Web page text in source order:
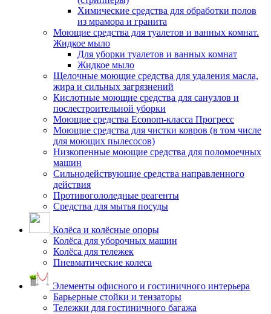
Химические средства для обработки полов
из мрамора и гранита
Моющие средства для туалетов и ванных комнат.
Жидкое мыло
Для уборки туалетов и ванных комнат
Жидкое мыло
Щелочные моющие средства для удаления масла,
жира и сильных загрязнений
Кислотные моющие средства для санузлов и
послестроительной уборки
Моющие средства Econom-класса Прогресс
Моющие средства для чистки ковров (в том числе
для моющих пылесосов)
Низкопенные моющие средства для поломоечных
машин
Сильнодействующие средства направленного
действия
Противогололедные реагенты
Средства для мытья посуды
Колёса и колёсные опоры
Колёса для уборочных машин
Колёса для тележек
Пневматические колеса
Элементы офисного и гостиничного интерьера
Барьерные стойки и тензаторы
Тележки для гостиничного багажа